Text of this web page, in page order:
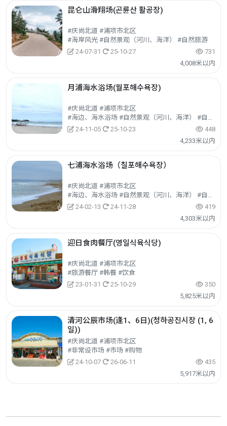
昆仑山滑翔场(곤륜산 활공장)
#庆尚北道 #浦项市北区
#海岸风光 #自然景观（河川、海洋） #自然旅游
24-07-31
25-10-27
731
4,008米以内
月浦海水浴场(월포해수욕장)
#庆尚北道 #浦项市北区
#海边、海水浴场 #自然景观（河川、海洋） #自然旅游
24-11-05
25-10-23
448
4,233米以内
七浦海水浴场（칠포해수욕장）
#庆尚北道 #浦项市北区
#海边、海水浴场 #自然景观（河川、海洋） #自然旅游
24-02-13
24-11-28
419
4,303米以内
迎日食肉餐厅(영일식육식당)
#庆尚北道 #浦项市北区
#旅游餐厅 #韩餐 #饮食
23-01-31
25-10-29
350
5,825米以内
清河公辰市场(逢1、6日)(청하공진시장 (1, 6
일))
#庆尚北道 #浦项市北区
#非常设市场 #市场 #购物
24-10-07
26-06-11
435
5,917米以内